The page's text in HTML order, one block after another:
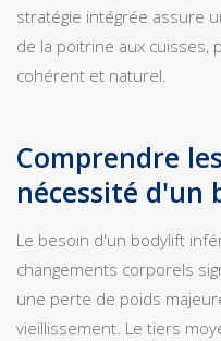
stratégie intégrée assure
de la poitrine aux
cohérent et naturel.
Comprendre
nécessité
Le besoin d'un bodylift
changements corporels
une perte de poids
vieillissement. Le tiers